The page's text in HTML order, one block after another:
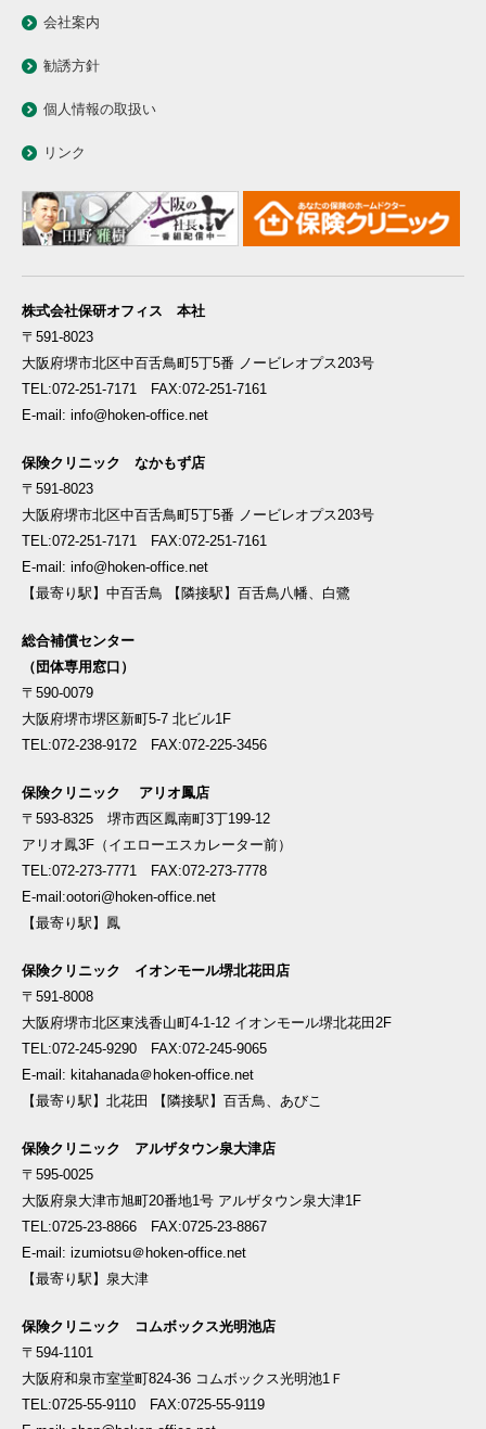
会社案内
勧誘方針
個人情報の取扱い
リンク
株式会社保研オフィス 本社
〒591-8023
大阪府堺市北区中百舌鳥町5丁5番 ノービレオプス203号
TEL:072-251-7171 FAX:072-251-7161
E-mail: info@hoken-office.net
保険クリニック なかもず店
〒591-8023
大阪府堺市北区中百舌鳥町5丁5番 ノービレオプス203号
TEL:072-251-7171 FAX:072-251-7161
E-mail: info@hoken-office.net
【最寄り駅】中百舌鳥 【隣接駅】百舌鳥八幡、白鷺
総合補償センター
（団体専用窓口）
〒590-0079
大阪府堺市堺区新町5-7 北ビル1F
TEL:072-238-9172 FAX:072-225-3456
保険クリニック アリオ鳳店
〒593-8325 堺市西区鳳南町3丁199-12
アリオ鳳3F（イエローエスカレーター前）
TEL:072-273-7771 FAX:072-273-7778
E-mail:ootori@hoken-office.net
【最寄り駅】鳳
保険クリニック イオンモール堺北花田店
〒591-8008
大阪府堺市北区東浅香山町4-1-12 イオンモール堺北花田2F
TEL:072-245-9290 FAX:072-245-9065
E-mail: kitahanada＠hoken-office.net
【最寄り駅】北花田 【隣接駅】百舌鳥、あびこ
保険クリニック アルザタウン泉大津店
〒595-0025
大阪府泉大津市旭町20番地1号 アルザタウン泉大津1F
TEL:0725-23-8866 FAX:0725-23-8867
E-mail: izumiotsu＠hoken-office.net
【最寄り駅】泉大津
保険クリニック コムボックス光明池店
〒594-1101
大阪府和泉市室堂町824-36 コムボックス光明池1Ｆ
TEL:0725-55-9110 FAX:0725-55-9119